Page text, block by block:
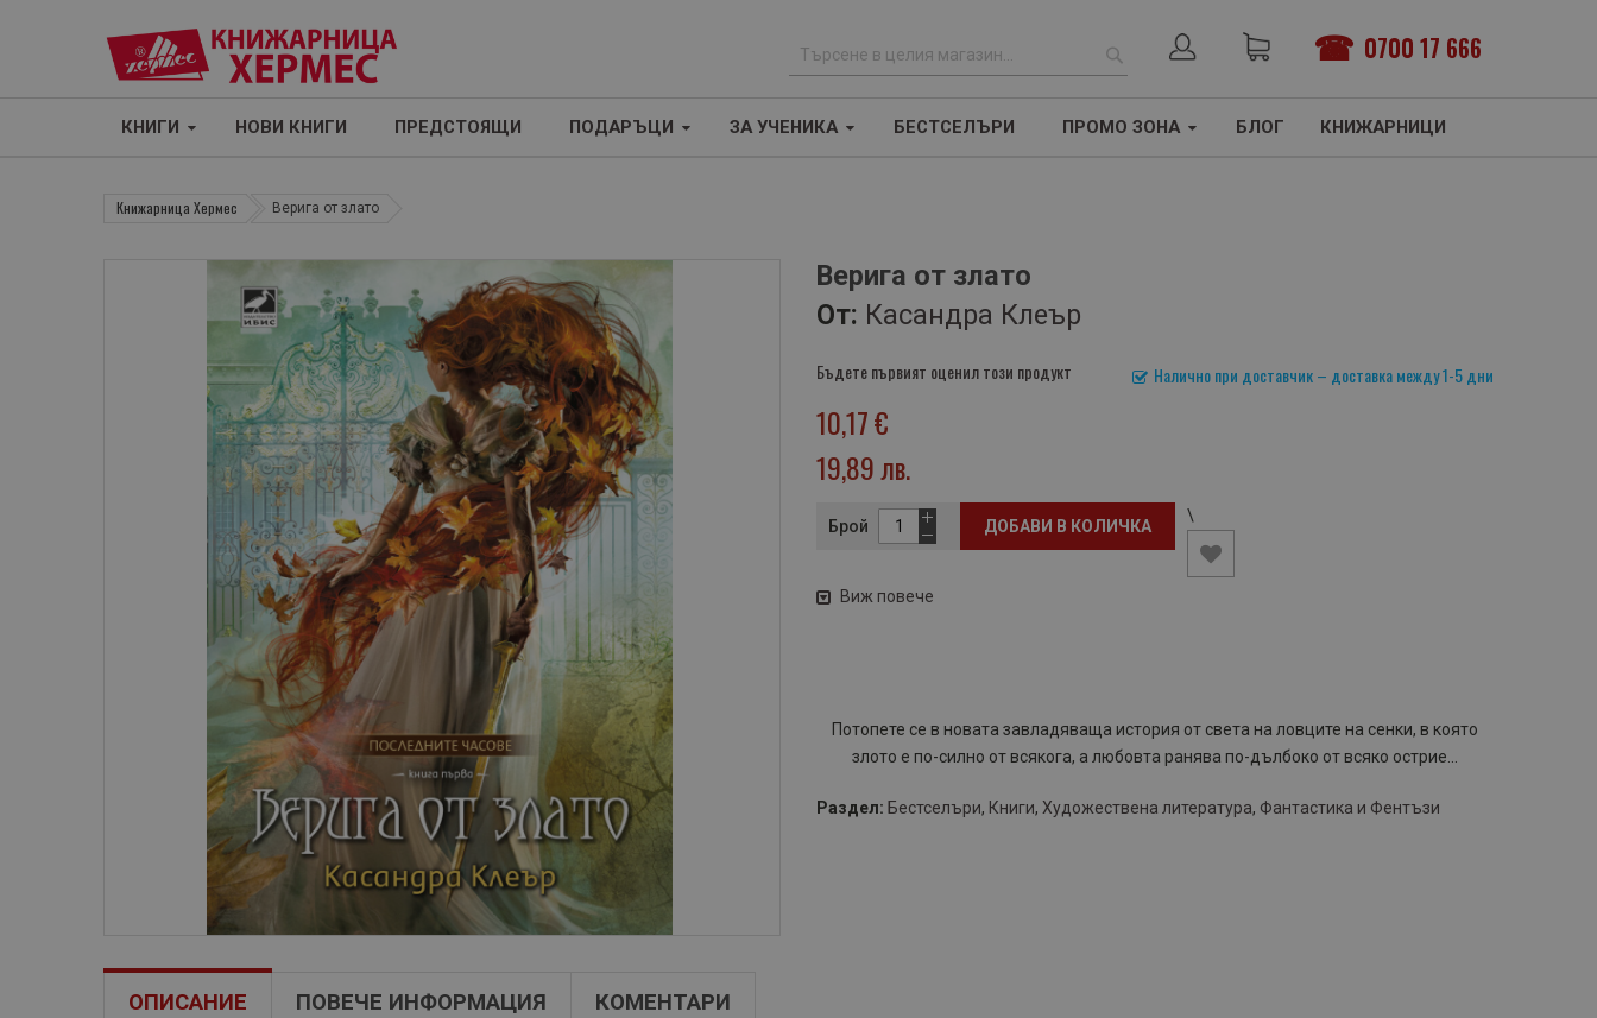
0700 17 666
р
ТЪРСЕНЕ
КНИГИ НОВИ КНИГИ ПРЕДСТОЯЩИ ПОДАРЪЦИ ЗА УЧЕНИКА БЕСТСЕЛЪРИ ПРОМО ЗОНА БЛОГ КНИЖАРНИЦИ
Книжарница Хермес Верига от злато
Верига от злато
От: Касандра Клеър
Налично при доставчик – доставка между 1-5 дни
Бъдете първият оценил този продукт
10,17 €
19,89 лв.
Брой ДОБАВИ В КОЛИЧКА
\
Виж повече
​Потопете се в новата завладяваща история от света на ловците на сенки, в която
злото е по-силно от всякога, а любовта ранява по-дълбоко от всяко острие...
Раздел: Бестселъри, Книги, Художествена литература, Фантастика и Фентъзи
ОПИСАНИЕ ПОВЕЧЕ ИНФОРМАЦИЯ КОМЕНТАРИ